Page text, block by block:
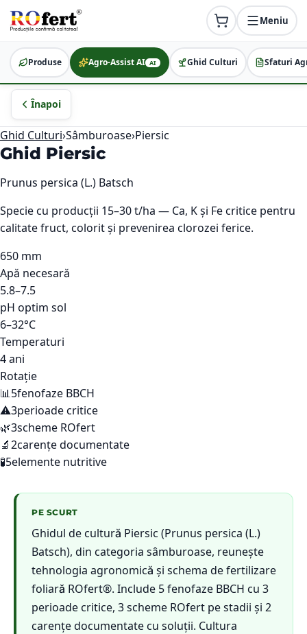
Meniu
Produse Agro-Assist AI AI Ghid Culturi Sfaturi
Înapoi
Ghid Culturi›Sâmburoase›Piersic
Ghid Piersic
Prunus persica (L.) Batsch
Specie cu producții 15–30 t/ha — Ca, K și Fe critice pentru
calitate fruct, colorit și prevenirea clorozei ferice.
650 mm
Apă necesară
5.8–7.5
pH optim sol
6–32°C
Temperaturi
4 ani
Rotație
📊5fenofaze BBCH
⚠️3perioade critice
🌿3scheme ROfert
🔬2carențe documentate
🧪5elemente nutritive
PE SCURT
Ghidul de cultură Piersic (Prunus persica (L.)
Batsch), din categoria sâmburoase, reunește
tehnologia agronomică și schema de fertilizare
foliară ROfert®. Include 5 fenofaze BBCH cu 3
perioade critice, 3 scheme ROfert pe stadii și 2
carențe documentate cu soluții. Cultura